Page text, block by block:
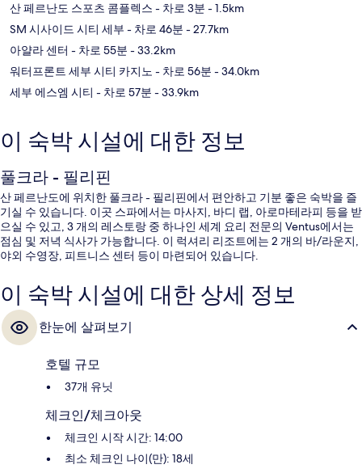
산 페르난도 스포츠 콤플렉스 - 차로 3분 - 1.5km
SM 시사이드 시티 세부 - 차로 46분 - 27.7km
아얄라 센터 - 차로 55분 - 33.2km
워터프론트 세부 시티 카지노 - 차로 56분 - 34.0km
세부 에스엠 시티 - 차로 57분 - 33.9km
이 숙박 시설에 대한 정보
풀크라 - 필리핀
산 페르난도에 위치한 풀크라 - 필리핀에서 편안하고 기분 좋은 숙박을 즐
기실 수 있습니다. 이곳 스파에서는 마사지, 바디 랩, 아로마테라피 등을 받
으실 수 있고, 3 개의 레스토랑 중 하나인 세계 요리 전문의 Ventus에서는
점심 및 저녁 식사가 가능합니다. 이 럭셔리 리조트에는 2 개의 바/라운지,
야외 수영장, 피트니스 센터 등이 마련되어 있습니다.
이 숙박 시설에 대한 상세 정보
한눈에 살펴보기
호텔 규모
37개 유닛
체크인/체크아웃
체크인 시작 시간: 14:00
최소 체크인 나이(만): 18세